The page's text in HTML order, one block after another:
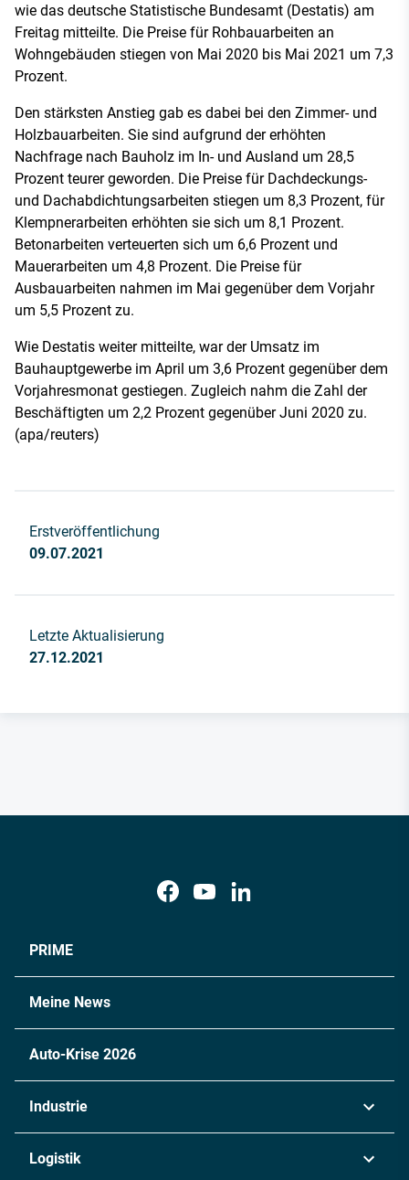
wie das deutsche Statistische Bundesamt (Destatis) am
Freitag mitteilte. Die Preise für Rohbauarbeiten an
Wohngebäuden stiegen von Mai 2020 bis Mai 2021 um 7,3
Prozent.
Den stärksten Anstieg gab es dabei bei den Zimmer- und
Holzbauarbeiten. Sie sind aufgrund der erhöhten
Nachfrage nach Bauholz im In- und Ausland um 28,5
Prozent teurer geworden. Die Preise für Dachdeckungs-
und Dachabdichtungsarbeiten stiegen um 8,3 Prozent, für
Klempnerarbeiten erhöhten sie sich um 8,1 Prozent.
Betonarbeiten verteuerten sich um 6,6 Prozent und
Mauerarbeiten um 4,8 Prozent. Die Preise für
Ausbauarbeiten nahmen im Mai gegenüber dem Vorjahr
um 5,5 Prozent zu.
Wie Destatis weiter mitteilte, war der Umsatz im
Bauhauptgewerbe im April um 3,6 Prozent gegenüber dem
Vorjahresmonat gestiegen. Zugleich nahm die Zahl der
Beschäftigten um 2,2 Prozent gegenüber Juni 2020 zu.
(apa/reuters)
Erstveröffentlichung
09.07.2021
Letzte Aktualisierung
27.12.2021
PRIME
Meine News
Auto-Krise 2026
Industrie
Logistik